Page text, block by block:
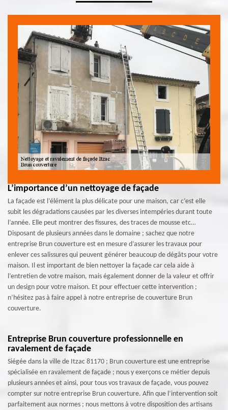
L’importance d’un nettoyage de façade
La façade est l’élément la plus délicate pour une maison, car c’est elle
subit les dégradations causées par les diverses intempéries durant toute
l’année. Elle peut montrer des fissures, des traces de mousse etc…
Disposant de plusieurs années dans le domaine ; sachez que notre
entreprise Brun couverture est en mesure d’assurer les travaux pour
enlever ces salissures qui peuvent générer beaucoup de dégâts pour votre
maison. Il est important de bien nettoyer la façade car cela aide à
l’entretien de votre maison, mais également donner de la valeur et offrir
un design pour votre maison. Et pour effectuer cette intervention ;
n’hésitez pas à faire appel à notre entreprise de couverture Brun
couverture.
Entreprise Brun couverture professionnelle en
ravalement de façade
Siégée dans la ville de Itzac 81170 ; Brun couverture est une entreprise
spécialisée en ravalement de façade ; nous y exerçons ce métier depuis
plusieurs années et ainsi, pour tous vos travaux de façade, vous pouvez
compter sur notre entreprise Brun couverture. Afin que l’intervention soit
parfaitement aux normes ; nous mettons à votre disposition des artisans